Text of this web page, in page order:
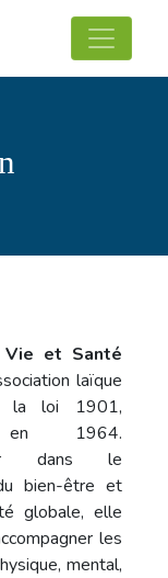
Vie et Santé
laïque
la loi 1901,
1964.
dans le
bien-être et
globale, elle
les
mental,